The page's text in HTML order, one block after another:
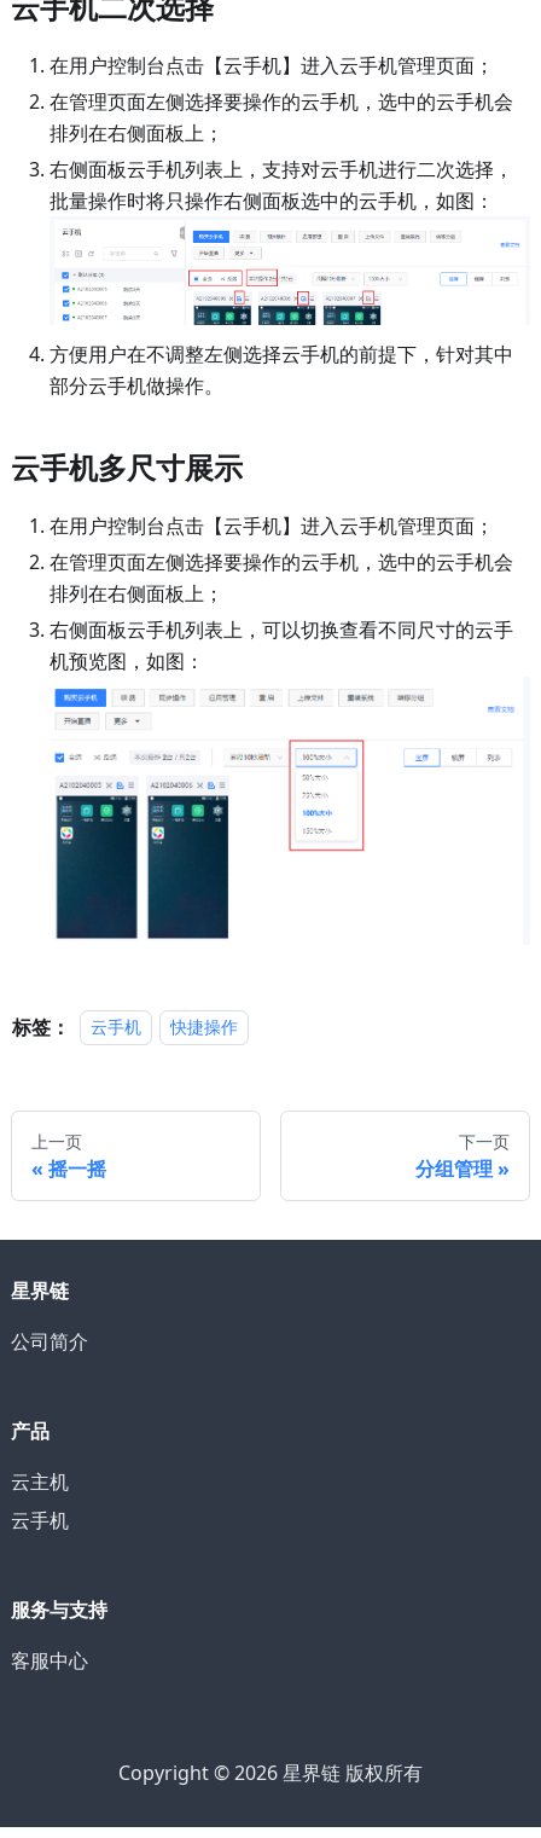
在用户控制台点击【云手机】进入云手机管理页面；
在管理页面左侧选择要操作的云手机，选中的云手机会
排列在右侧面板上；
右侧面板云手机列表上，支持对云手机进行二次选择，
批量操作时将只操作右侧面板选中的云手机，如图：
方便用户在不调整左侧选择云手机的前提下，针对其中
部分云手机做操作。
云手机多尺寸展示
在用户控制台点击【云手机】进入云手机管理页面；
在管理页面左侧选择要操作的云手机，选中的云手机会
排列在右侧面板上；
右侧面板云手机列表上，可以切换查看不同尺寸的云手
机预览图，如图：
标签： 云手机 快捷操作
上一页
摇一摇
下一页
分组管理
星界链
公司简介
产品
云主机
云手机
服务与支持
客服中心
Copyright © 2026 星界链 版权所有